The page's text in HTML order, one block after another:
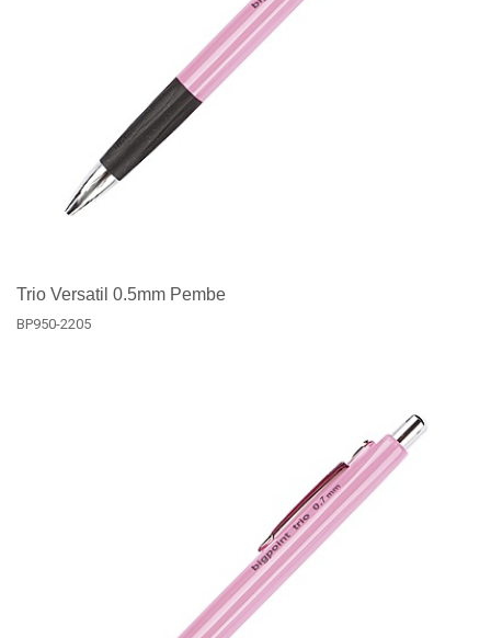
Trio Versatil 0.5mm Pembe
BP950-2205